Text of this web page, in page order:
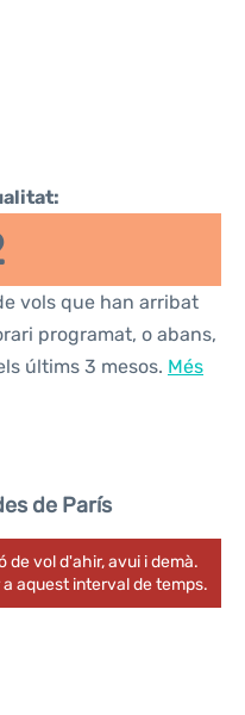
vols que han arribat
programat, o abans,
últims 3 mesos. Més
de París
de vol d'ahir, avui i demà.
aquest interval de temps.